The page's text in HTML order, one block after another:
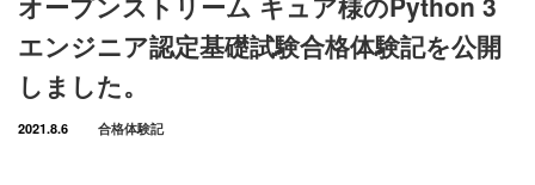
エンジニア認定基礎試験合格体験記を公開
しました。
2021.8.6 合格体験記